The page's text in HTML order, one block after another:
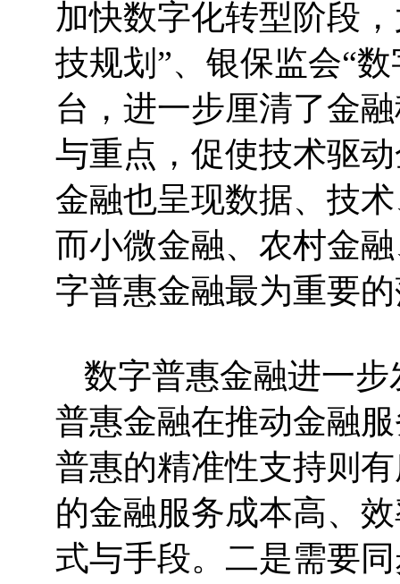
加快数字化转型阶段
技规划”、银保监会“
台，进一步厘清了金
与重点，促使技术驱
金融也呈现数据、技
而小微金融、农村金
字普惠金融最为重要
数字普惠金融进一
普惠金融在推动金融
普惠的精准性支持则
的金融服务成本高、
式与手段。二是需要